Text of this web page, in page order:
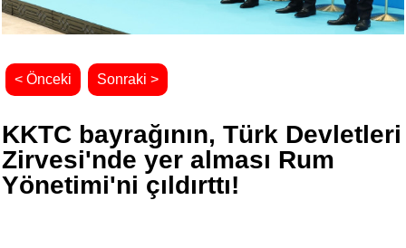
< Önceki Sonraki >
KKTC bayrağının, Türk Devletleri
Zirvesi'nde yer alması Rum
Yönetimi'ni çıldırttı!